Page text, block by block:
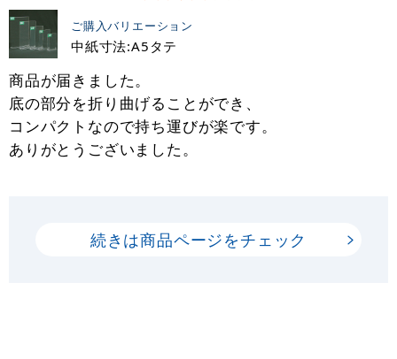
ご購入バリエーション
中紙寸法:A5タテ
商品が届きました。
底の部分を折り曲げることができ、
コンパクトなので持ち運びが楽です。
ありがとうございました。
続きは商品ページをチェック